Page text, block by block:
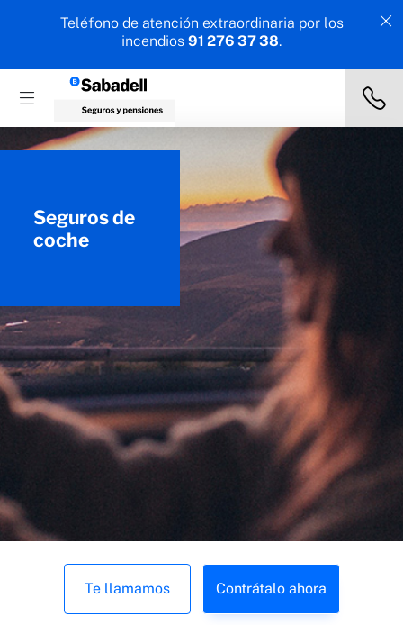
Teléfono de atención extraordinaria por los
incendios 91 276 37 38.
Seguros de
coche
Te llamamos Contrátalo ahora